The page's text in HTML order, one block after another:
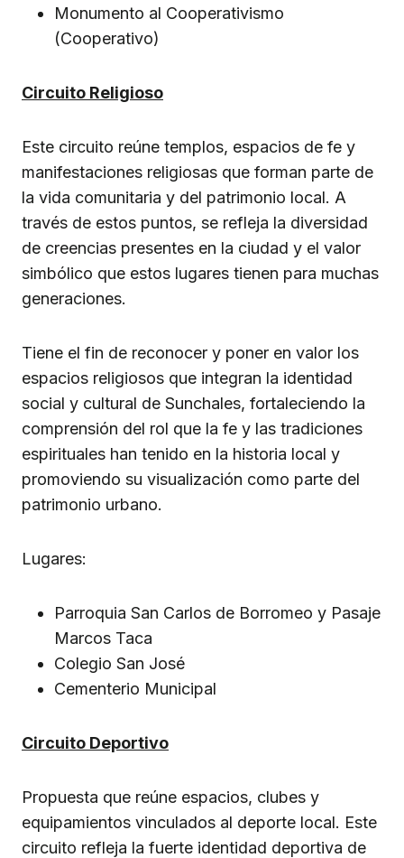
Monumento al Cooperativismo
(Cooperativo)
Circuito Religioso
Este circuito reúne templos, espacios de fe y
manifestaciones religiosas que forman parte de
la vida comunitaria y del patrimonio local. A
través de estos puntos, se refleja la diversidad
de creencias presentes en la ciudad y el valor
simbólico que estos lugares tienen para muchas
generaciones.
Tiene el fin de reconocer y poner en valor los
espacios religiosos que integran la identidad
social y cultural de Sunchales, fortaleciendo la
comprensión del rol que la fe y las tradiciones
espirituales han tenido en la historia local y
promoviendo su visualización como parte del
patrimonio urbano.
Lugares:
Parroquia San Carlos de Borromeo y Pasaje
Marcos Taca
Colegio San José
Cementerio Municipal
Circuito Deportivo
Propuesta que reúne espacios, clubes y
equipamientos vinculados al deporte local. Este
circuito refleja la fuerte identidad deportiva de